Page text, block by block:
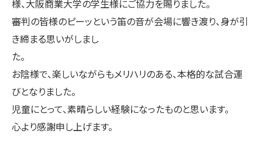
様、大阪商業大学の学生様にご協力を賜りました。
審判の皆様のピーッという笛の音が会場に響き渡り、身が引
き締まる思いがしまし
た。
お陰様で、楽しいながらもメリハリのある、本格的な試合運
びとなりました。
児童にとって、素晴らしい経験になったものと思います。
心より感謝申し上げます。